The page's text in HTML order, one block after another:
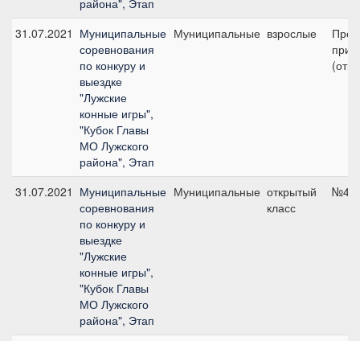
района", Этап
31.07.2021 Муниципальные
соревнования
по конкуру и
выездке
"Лужские
конные игры",
"Кубок Главы
МО Лужского
района", Этап
Муниципальные взрослые
31.07.2021 Муниципальные
соревнования
по конкуру и
выездке
"Лужские
конные игры",
"Кубок Главы
МО Лужского
района", Этап
Муниципальные открытый
класс